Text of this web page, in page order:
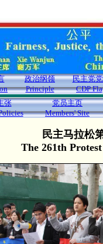
政治纲领
Principle
民主党
CDP
张
党员主页
Members' Site
民主马拉松
The 261th